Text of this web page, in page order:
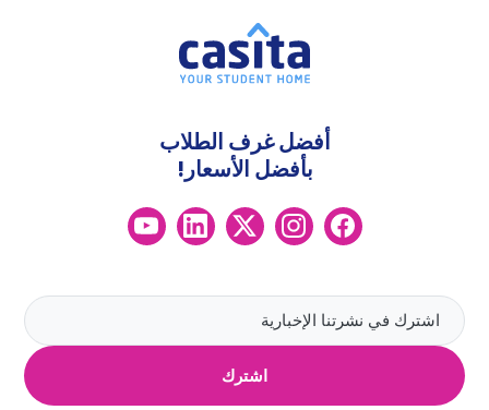
اشترك
أفضل غرف الطلاب
بأفضل الأسعار!